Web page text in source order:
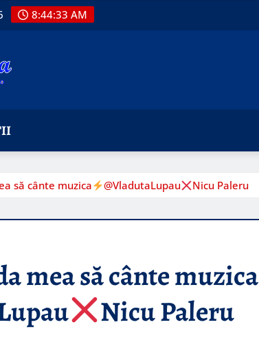
8:44:34 AM
să cânte muzica ​@VladutaLupau Nicu Paleru
mea să cânte muzica
Nicu Paleru